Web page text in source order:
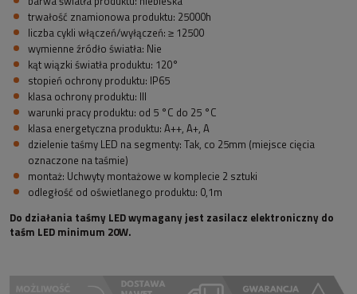
trwałość znamionowa produktu: 25000h
liczba cykli włączeń/wyłączeń: ≥ 12500
wymienne źródło światła: Nie
kąt wiązki światła produktu: 120°
stopień ochrony produktu: IP65
klasa ochrony produktu: III
warunki pracy produktu: od 5 °C do 25 °C
klasa energetyczna produktu: A++, A+, A
dzielenie taśmy LED na segmenty: Tak, co 25mm (miejsce cięcia
oznaczone na taśmie)
montaż: Uchwyty montażowe w komplecie 2 sztuki
odległość od oświetlanego produktu: 0,1m
Do działania taśmy LED wymagany jest zasilacz elektroniczny do
taśm LED minimum 20W.